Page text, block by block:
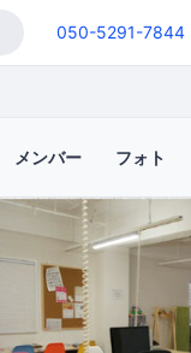
050-5291-7844
メンバー フォト